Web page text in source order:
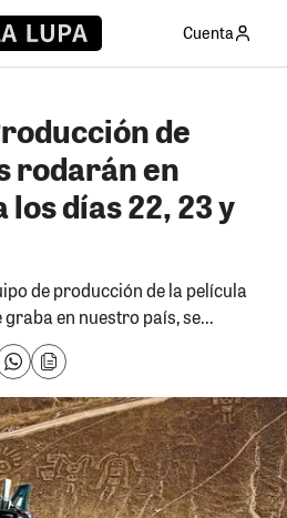
Cuenta
de
rodarán en
los días 22, 23 y
de producción de la película
en nuestro país, se...